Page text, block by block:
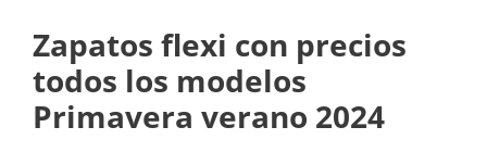
Zapatos flexi con precios
todos los modelos
Primavera verano 2024